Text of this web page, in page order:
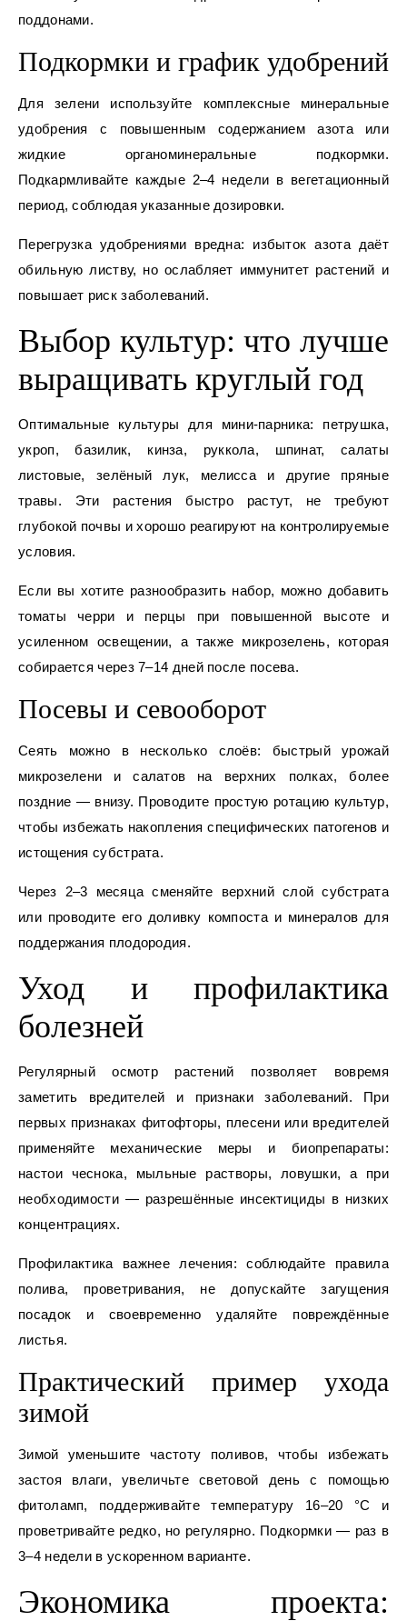
поддонами.
Подкормки и график удобрений
Для зелени используйте комплексные минеральные
удобрения с повышенным содержанием азота или
жидкие органоминеральные подкормки.
Подкармливайте каждые 2–4 недели в вегетационный
период, соблюдая указанные дозировки.
Перегрузка удобрениями вредна: избыток азота даёт
обильную листву, но ослабляет иммунитет растений и
повышает риск заболеваний.
Выбор культур: что лучше
выращивать круглый год
Оптимальные культуры для мини-парника: петрушка,
укроп, базилик, кинза, руккола, шпинат, салаты
листовые, зелёный лук, мелисса и другие пряные
травы. Эти растения быстро растут, не требуют
глубокой почвы и хорошо реагируют на контролируемые
условия.
Если вы хотите разнообразить набор, можно добавить
томаты черри и перцы при повышенной высоте и
усиленном освещении, а также микрозелень, которая
собирается через 7–14 дней после посева.
Посевы и севооборот
Сеять можно в несколько слоёв: быстрый урожай
микрозелени и салатов на верхних полках, более
поздние — внизу. Проводите простую ротацию культур,
чтобы избежать накопления специфических патогенов и
истощения субстрата.
Через 2–3 месяца сменяйте верхний слой субстрата
или проводите его доливку компоста и минералов для
поддержания плодородия.
Уход и профилактика
болезней
Регулярный осмотр растений позволяет вовремя
заметить вредителей и признаки заболеваний. При
первых признаках фитофторы, плесени или вредителей
применяйте механические меры и биопрепараты:
настои чеснока, мыльные растворы, ловушки, а при
необходимости — разрешённые инсектициды в низких
концентрациях.
Профилактика важнее лечения: соблюдайте правила
полива, проветривания, не допускайте загущения
посадок и своевременно удаляйте повреждённые
листья.
Практический пример ухода
зимой
Зимой уменьшите частоту поливов, чтобы избежать
застоя влаги, увеличьте световой день с помощью
фитоламп, поддерживайте температуру 16–20 °C и
проветривайте редко, но регулярно. Подкормки — раз в
3–4 недели в ускоренном варианте.
Экономика проекта: